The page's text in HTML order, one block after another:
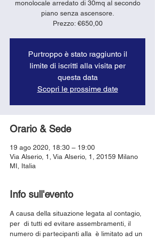
monolocale arredato di 30mq al secondo
piano senza ascensore.
Prezzo: €650,00
Purtroppo è stato raggiunto il
limite di iscritti alla visita per
questa data
Scopri le prossime date
Orario & Sede
19 ago 2020, 18:30 – 19:00
Via Alserio, 1, Via Alserio, 1, 20159 Milano
MI, Italia
Info sull'evento
A causa della situazione legata al contagio,
per di tutti ed evitare assembramenti, il
numero di partecipanti alla è limitato ad un